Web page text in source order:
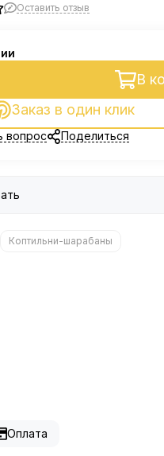
Оставить отзыв
В
Заказ в один клик
вопрос Поделиться
Коптильни-шарабаны
Оплата